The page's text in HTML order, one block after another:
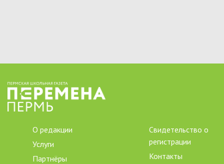
О редакции
Услуги
Партнёры
Свидетельство о
регистрации
Контакты